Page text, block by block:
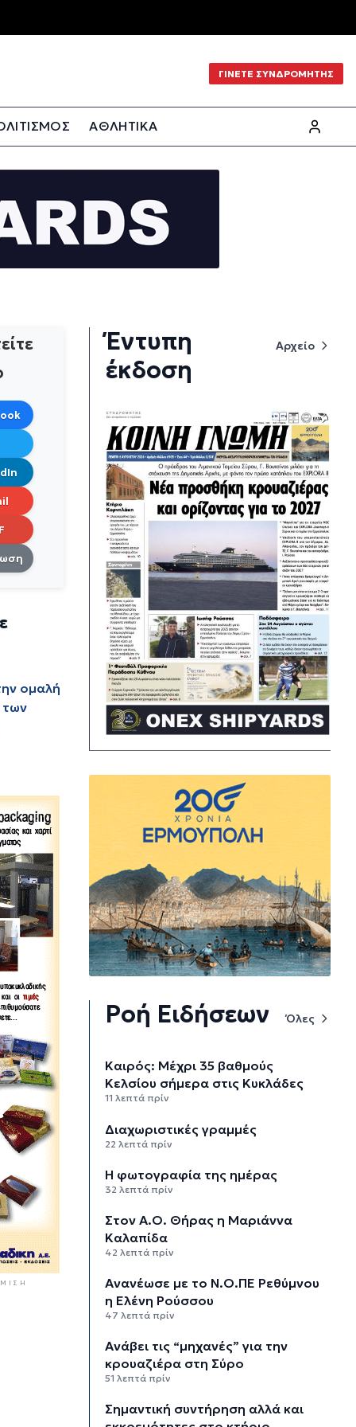
ΓΙΝΕΤΕ ΣΥΝΔΡΟΜΗΤΗΣ
ΑΘΛΗΤΙΚΑ
ομαλή
των
Έντυπη
έκδοση
Αρχείο
Ροή Ειδήσεων Όλες
Καιρός: Μέχρι 35 βαθμούς
Κελσίου σήμερα στις Κυκλάδες
11 λεπτά πρίν
Διαχωριστικές γραμμές
22 λεπτά πρίν
Η φωτογραφία της ημέρας
32 λεπτά πρίν
Στον Α.Ο. Θήρας η Μαριάννα
Καλαπίδα
42 λεπτά πρίν
Ανανέωσε με το Ν.Ο.ΠΕ Ρεθύμνου
η Ελένη Ρούσσου
47 λεπτά πρίν
Ανάβει τις “μηχανές” για την
κρουαζιέρα στη Σύρο
51 λεπτά πρίν
Σημαντική συντήρηση αλλά και